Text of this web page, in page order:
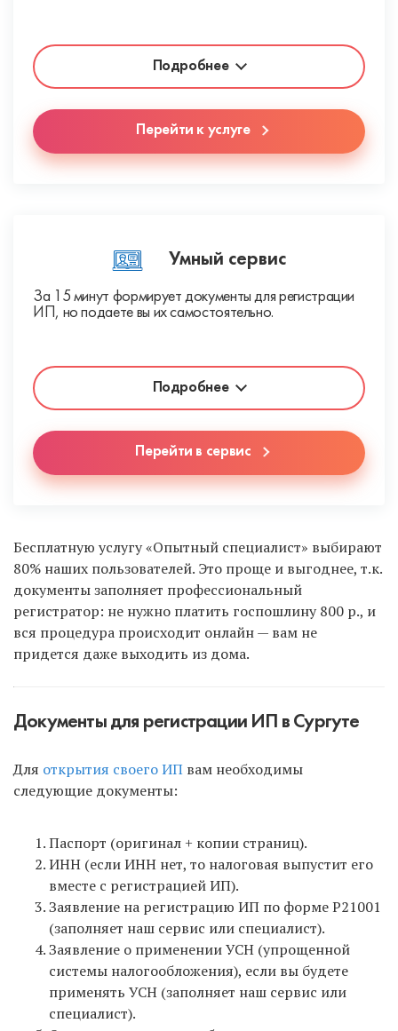
Подробнее
Перейти к услуге
Умный сервис
За 15 минут формирует документы для регистрации
ИП, но подаете вы их самостоятельно.
Подробнее
Перейти в сервис
Бесплатную услугу «Опытный специалист» выбирают
80% наших пользователей. Это проще и выгоднее, т.к.
документы заполняет профессиональный
регистратор: не нужно платить госпошлину 800 р., и
вся процедура происходит онлайн — вам не
придется даже выходить из дома.
Документы для регистрации ИП в Сургуте
Для открытия своего ИП вам необходимы
следующие документы:
Паспорт (оригинал + копии страниц).
ИНН (если ИНН нет, то налоговая выпустит его
вместе с регистрацией ИП).
Заявление на регистрацию ИП по форме Р21001
(заполняет наш сервис или специалист).
Заявление о применении УСН (упрощенной
системы налогообложения), если вы будете
применять УСН (заполняет наш сервис или
специалист).